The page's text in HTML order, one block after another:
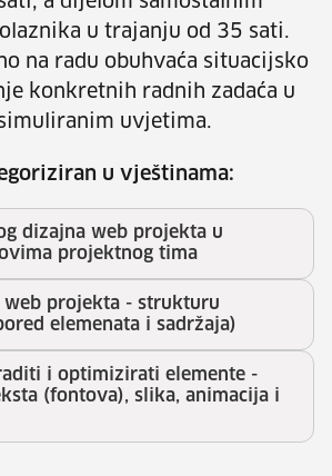
u trajanju od 35 sati.
na radu obuhvaća situacijsko
konkretnih radnih zadaća u
uvjetima.
u vještinama:
dizajna web projekta u
projektnog tima
web projekta - strukturu
elemenata i sadržaja)
i optimizirati elemente -
(fontova), slika, animacija i